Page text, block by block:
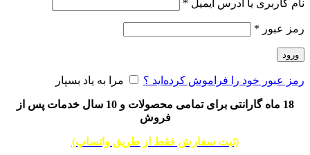
نام کاربری یا آدرس ایمیل *
رمز عبور *
ورود
رمز عبور خود را فراموش کرده‌اید ؟ مرا به یاد بسپار
18 ماه گارانتی برای تمامی محصولات و 10 سال خدمات پس از
فروش
(ثبت سفارش فقط از طریق واتساپ)